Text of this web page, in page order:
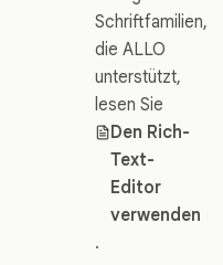
Schriftfamilien,
die ALLO
unterstützt,
lesen Sie
Den Rich-
Text-
Editor
verwenden
.